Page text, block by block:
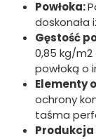
Powłoka:
doskonała
Gęstość
0,85 kg/m2
powłoką o
Elementy
ochrony
taśma
Produkcja